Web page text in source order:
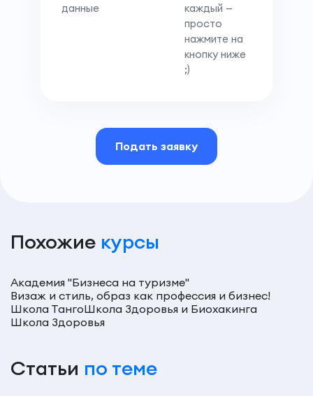
данные
каждый —
просто
нажмите на
кнопку ниже
;)
Подать заявку
Похожие курсы
Академия "Бизнеса на туризме"
Визаж и стиль, образ как профессия и бизнес!
Школа ТангоШкола Здоровья и Биохакинга
Школа Здоровья
Статьи по теме